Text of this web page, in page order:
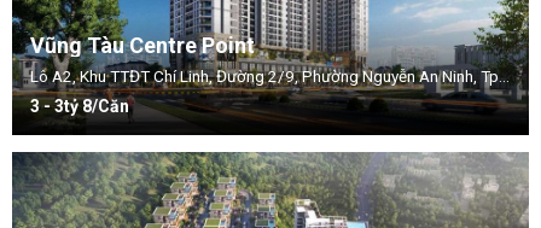
Vũng Tàu Centre Point
Lô A2, Khu TTĐT Chí Linh, Đường 2/9, Phường Nguyễn An Ninh, Tp. Vũng Tàu, Bà Rịa- Vũng Tàu
3 - 3tỷ 8/Căn